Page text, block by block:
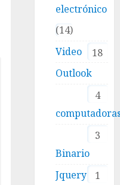
electrónico
14
Video
18
Outlook
4
3
Binario
1
Jquery